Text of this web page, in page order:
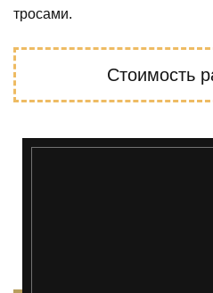
тросами.
Стоимость